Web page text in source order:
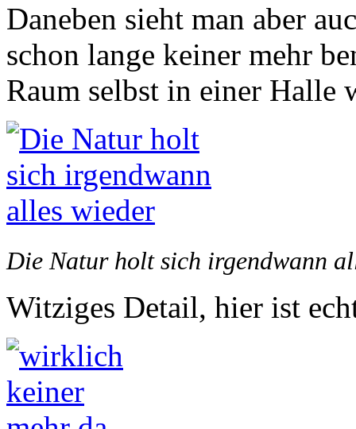
Daneben sieht man aber
schon lange keiner mehr
Raum selbst in einer Halle
Die Natur holt sich irgendwann
Witziges Detail, hier ist